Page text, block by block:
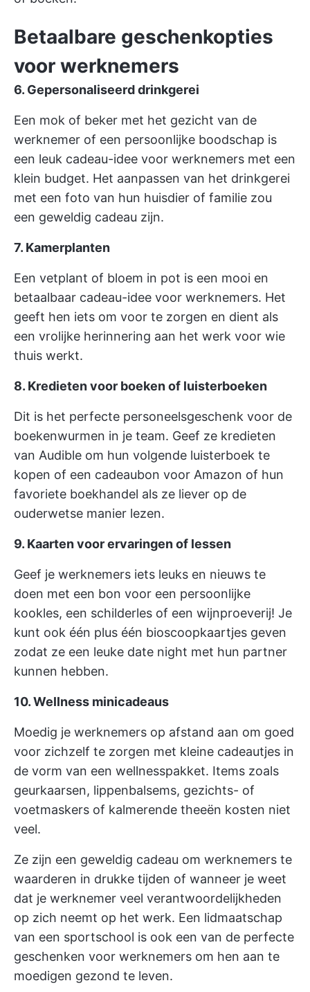
Betaalbare geschenkopties
voor werknemers
6. Gepersonaliseerd drinkgerei
Een mok of beker met het gezicht van de
werknemer of een persoonlijke boodschap is
een leuk cadeau-idee voor werknemers met een
klein budget. Het aanpassen van het drinkgerei
met een foto van hun huisdier of familie zou
een geweldig cadeau zijn.
7. Kamerplanten
Een vetplant of bloem in pot is een mooi en
betaalbaar cadeau-idee voor werknemers. Het
geeft hen iets om voor te zorgen en dient als
een vrolijke herinnering aan het werk voor wie
thuis werkt.
8. Kredieten voor boeken of luisterboeken
Dit is het perfecte personeelsgeschenk voor de
boekenwurmen in je team. Geef ze kredieten
van Audible om hun volgende luisterboek te
kopen of een cadeaubon voor Amazon of hun
favoriete boekhandel als ze liever op de
ouderwetse manier lezen.
9. Kaarten voor ervaringen of lessen
Geef je werknemers iets leuks en nieuws te
doen met een bon voor een persoonlijke
kookles, een schilderles of een wijnproeverij! Je
kunt ook één plus één bioscoopkaartjes geven
zodat ze een leuke date night met hun partner
kunnen hebben.
10. Wellness minicadeaus
Moedig je werknemers op afstand aan om goed
voor zichzelf te zorgen met kleine cadeautjes in
de vorm van een wellnesspakket. Items zoals
geurkaarsen, lippenbalsems, gezichts- of
voetmaskers of kalmerende theeën kosten niet
veel.
Ze zijn een geweldig cadeau om werknemers te
waarderen in drukke tijden of wanneer je weet
dat je werknemer veel verantwoordelijkheden
op zich neemt op het werk. Een lidmaatschap
van een sportschool is ook een van de perfecte
geschenken voor werknemers om hen aan te
moedigen gezond te leven.